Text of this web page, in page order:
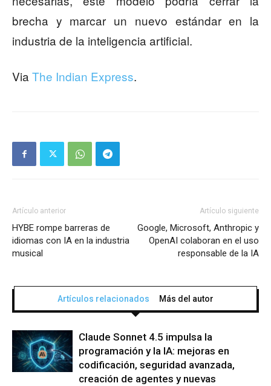
brecha y marcar un nuevo estándar en la
industria de la inteligencia artificial.
Via The Indian Express.
Artículo anterior
HYBE rompe barreras de
idiomas con IA en la industria
musical
Artículo siguiente
Google, Microsoft, Anthropic y
OpenAI colaboran en el uso
responsable de la IA
Artículos relacionados Más del autor
Claude Sonnet 4.5 impulsa la
programación y la IA: mejoras en
codificación, seguridad avanzada,
creación de agentes y nuevas